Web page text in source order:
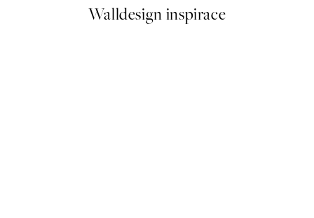
Walldesign inspirace